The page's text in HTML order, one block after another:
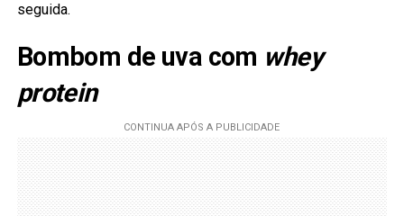
seguida.
Bombom de uva com whey
protein